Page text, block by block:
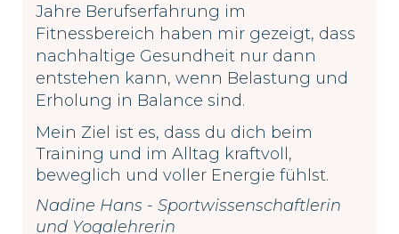
Jahre Berufserfahrung im
Fitnessbereich haben mir gezeigt, dass
nachhaltige Gesundheit nur dann
entstehen kann, wenn Belastung und
Erholung in Balance sind.
Mein Ziel ist es, dass du dich beim
Training und im Alltag kraftvoll,
beweglich und voller Energie fühlst.
Nadine Hans - Sportwissenschaftlerin
und Yogalehrerin